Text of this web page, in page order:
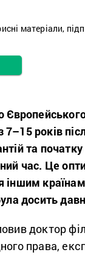
матеріали,
років
та
час. Це
іншим
досить
доктор
права,